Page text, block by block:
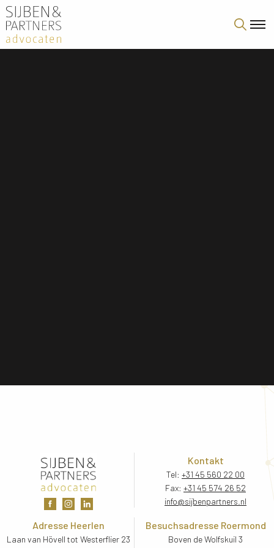
Kontakt
Tel: +31 45 560 22 00
Fax: +31 45 574 26 52
info@sijbenpartners.nl
Adresse Heerlen
Laan van Hövell tot Westerflier 23
Besuchsadresse Roermond
Boven de Wolfskuil 3